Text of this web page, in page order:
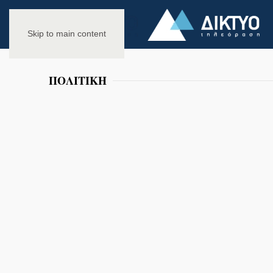
Skip to main content
ΠΟΛΙΤΙΚΗ